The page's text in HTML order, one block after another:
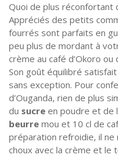
Quoi de plus réconfortant
Appréciés des petits
fourrés sont parfaits en
peu plus de mordant à
crème au café d’Okoro ou
Son goût équilibré
sans exception. Pour
d’Ouganda, rien de plus
du sucre en poudre et de
beurre mou et 10 cl de
préparation refroidie, il ne
choux avec la crème et le